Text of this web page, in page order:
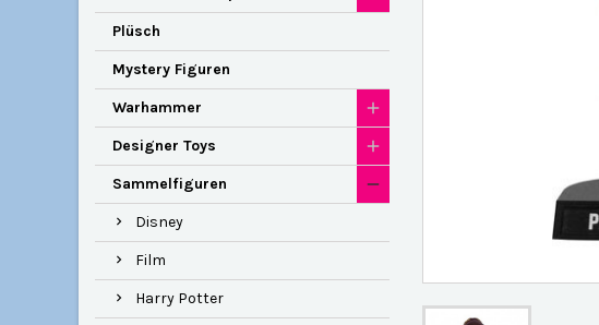
Plüsch
Mystery Figuren
Warhammer
Designer Toys
Sammelfiguren
Disney
Film
Harry Potter